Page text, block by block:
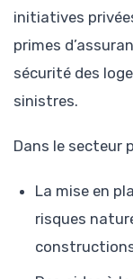
initiatives
primes
sécurité des
sinistres.
Dans le secteur
La mise en
risques